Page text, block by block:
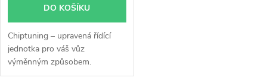
DO KOŠÍKU
Chiptuning – upravená řídící
jednotka pro váš vůz
výměnným způsobem.